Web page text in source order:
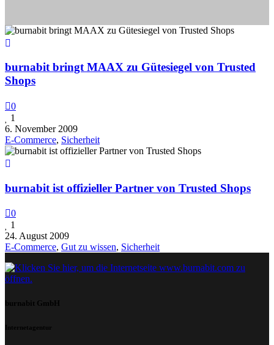
burnabit bringt MAAX zu Gütesiegel von Trusted
Shops
0
1
6. November 2009
E-Commerce, Sicherheit
burnabit ist offizieller Partner von Trusted Shops
0
1
24. August 2009
E-Commerce, Gut zu wissen, Sicherheit
burnabit GmbH
Internetagentur